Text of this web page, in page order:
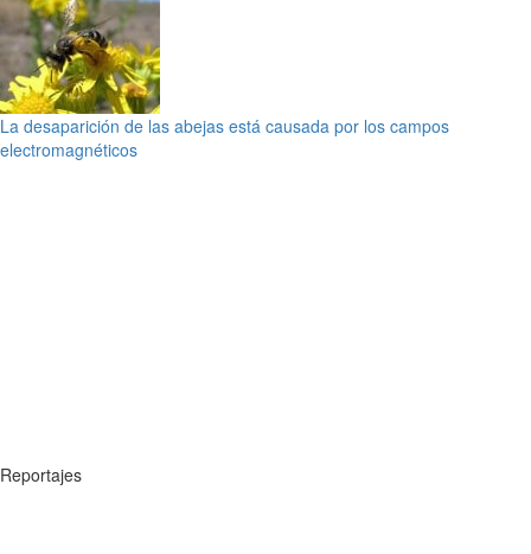
La desaparición de las abejas está causada por los campos
electromagnéticos
Reportajes